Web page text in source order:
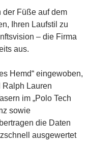
der Füße auf dem
Ihren Laufstil zu
– die Firma
aus.
Hemd“ eingewoben,
Ralph Lauren
im „Polo Tech
sowie
die Daten
ausgewertet